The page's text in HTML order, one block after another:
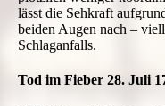
lässt die Sehkraft
beiden Augen nach –
Schlaganfalls.
Tod im Fieber 28. Juli